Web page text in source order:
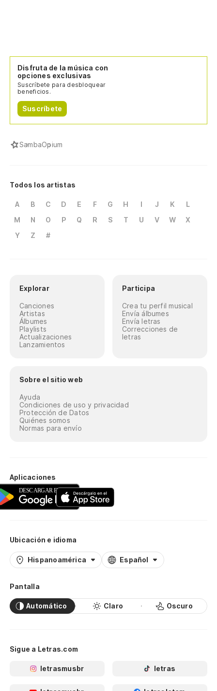
Disfruta de la música con
opciones exclusivas
Suscríbete para desbloquear
beneficios.
Suscríbete
SambaOpium
Todos los artistas
A B C D E F G H I J K
L
M
N O P Q R S T U V W
X
Y
Z #
Explorar
Canciones
Artistas
Álbumes
Playlists
Actualizaciones
Lanzamientos
Participa
Crea tu perfil musical
Envía álbumes
Envía letras
Correcciones de
letras
Sobre el sitio web
Ayuda
Condiciones de uso y privacidad
Protección de Datos
Quiénes somos
Normas para envío
Aplicaciones
Ubicación e idioma
Hispanoamérica Español
Pantalla
Automático Claro Oscuro
Sigue a Letras.com
letrasmusbr letras